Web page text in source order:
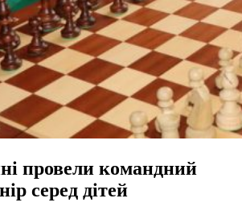
провели командний
серед дітей